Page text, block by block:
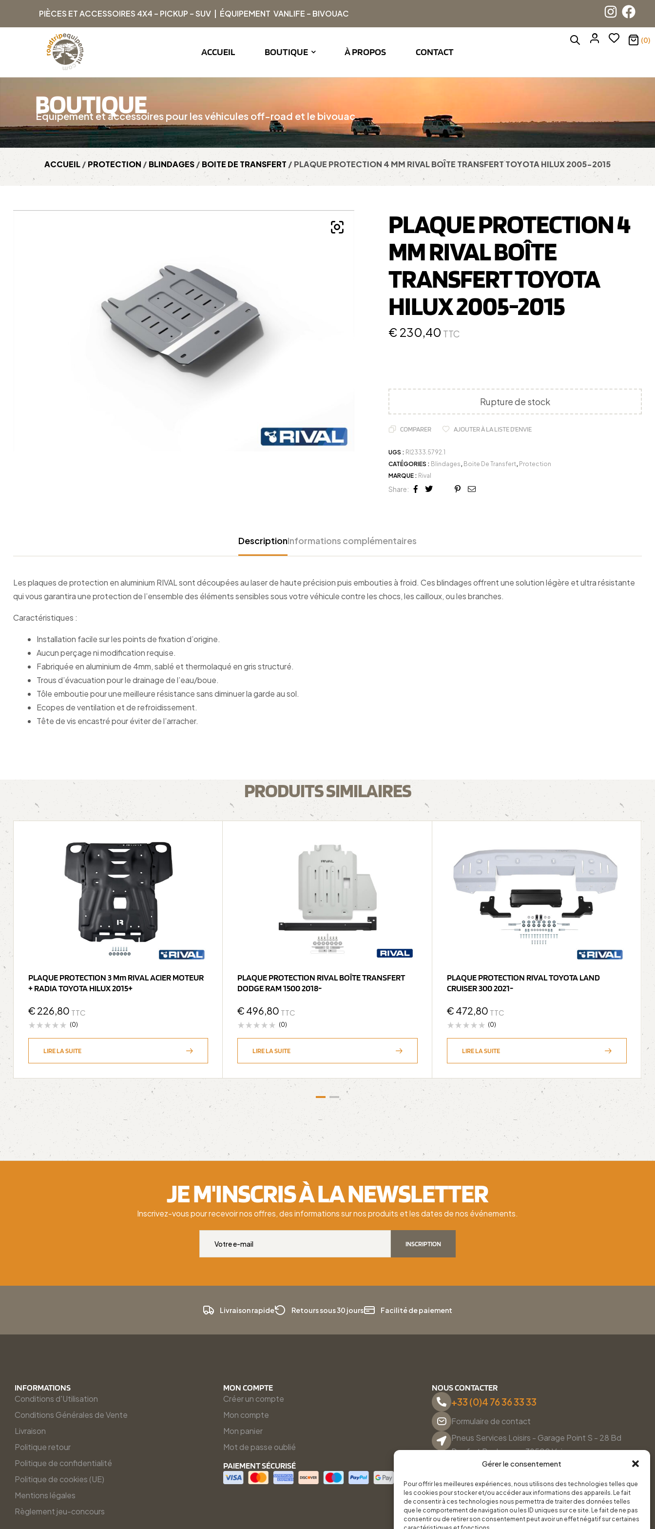
Gérer le consentement
Pour offrir les meilleures expériences, nous utilisons des technologies telles que
les cookies pour stocker et/ou accéder aux informations des appareils. Le fait
de consentir à ces technologies nous permettra de traiter des données telles
que le comportement de navigation ou les ID uniques sur ce site. Le fait de ne pas
consentir ou de retirer son consentement peut avoir un effet négatif sur certaines
PIÈCES ET ACCESSOIRES 4X4 – PICKUP – SUV | ÉQUIPEMENT VANLIFE – BIVOUAC
ACCUEIL BOUTIQUE À PROPOS CONTACT
(0)
BOUTIQUE
Équipement et accessoires pour les véhicules off-road et le bivouac
ACCUEIL/PROTECTION / BLINDAGES/BOITE DE TRANSFERT / PLAQUE PROTECTION 4 MM RIVAL BOÎTE TRANSFERT TOYOTA HILUX 2005-2015
PLAQUE PROTECTION 4
MM RIVAL BOÎTE
TRANSFERT TOYOTA
HILUX 2005-2015
€ 230,40 TTC
Rupture de stock
COMPARER AJOUTER À LA LISTE D'ENVIE
UGS : RI2333.5792.1
CATÉGORIES : Blindages, Boite De Transfert, Protection
MARQUE : Rival
Share:
Facebook
TwitterLinkedin
Google+
Pinterest
Email
DescriptionInformations complémentaires
Les plaques de protection en aluminium RIVAL sont découpées au laser de haute précision puis embouties à froid. Ces blindages offrent une solution légère et ultra résistante
qui vous garantira une protection de l’ensemble des éléments sensibles sous votre véhicule contre les chocs, les cailloux, ou les branches.
Caractéristiques :
Installation facile sur les points de fixation d’origine.
Aucun perçage ni modification requise.
Fabriquée en aluminium de 4mm, sablé et thermolaqué en gris structuré.
Trous d’évacuation pour le drainage de l’eau/boue.
Tôle emboutie pour une meilleure résistance sans diminuer la garde au sol.
Ecopes de ventilation et de refroidissement.
Tête de vis encastré pour éviter de l’arracher.
PRODUITS SIMILAIRES
PLAQUE PROTECTION 3 Mm RIVAL ACIER MOTEUR
+ RADIA TOYOTA HILUX 2015+
€ 226,80 TTC
(0)
LIRE LA SUITE
PLAQUE PROTECTION RIVAL BOÎTE TRANSFERT
DODGE RAM 1500 2018-
€ 496,80 TTC
(0)
LIRE LA SUITE
PLAQUE PROTECTION RIVAL TOYOTA LAND
CRUISER 300 2021-
€ 472,80 TTC
(0)
LIRE LA SUITE
JE M'INSCRIS À LA NEWSLETTER
Inscrivez-vous pour recevoir nos offres, des informations sur nos produits et les dates de nos événements.
INSCRIPTION
Livraison rapide Retours sous 30 jours Facilité de paiement
INFORMATIONS
Conditions d'Utilisation
Conditions Générales de Vente
Livraison
Politique retour
Politique de confidentialité
Politique de cookies (UE)
Mentions légales
Règlement jeu-concours
MON COMPTE
Créer un compte
Mon compte
Mon panier
Mot de passe oublié
PAIEMENT SÉCURISÉ
NOUS CONTACTER
+33 (0)4 76 36 33 33
Formulaire de contact
Pneus Services Loisirs - Garage Point S - 28 Bd
Denfert Rochereau, 38500 Voiron
Du lundi au vendredi, de 8h30 à 12h00 et de 14h00 à